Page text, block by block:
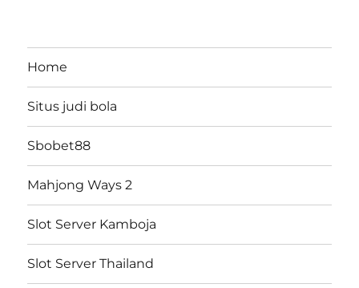
Home
Situs judi bola
Sbobet88
Mahjong Ways 2
Slot Server Kamboja
Slot Server Thailand